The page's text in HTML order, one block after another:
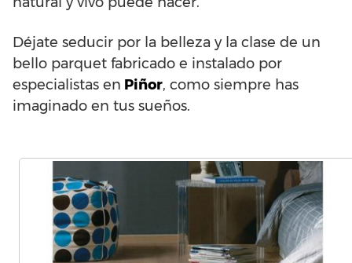
Déjate seducir por la belleza y la clase de un
bello parquet fabricado e instalado por
especialistas en Piñor, como siempre has
imaginado en tus sueños.